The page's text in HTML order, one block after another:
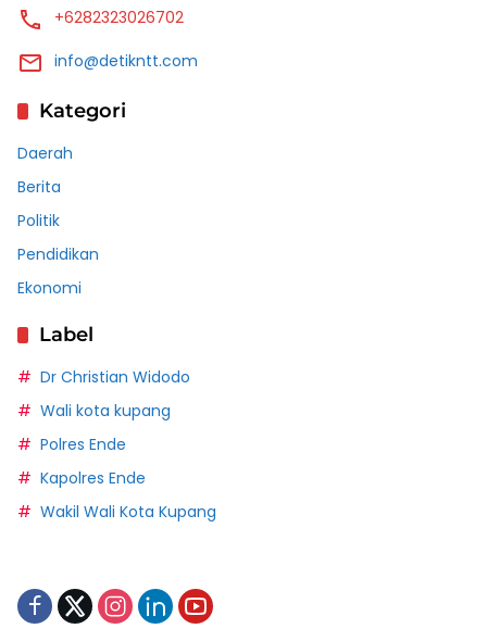
+6282323026702
info@detikntt.com
Kategori
Daerah
Berita
Politik
Pendidikan
Ekonomi
Label
Dr Christian Widodo
Wali kota kupang
Polres Ende
Kapolres Ende
Wakil Wali Kota Kupang